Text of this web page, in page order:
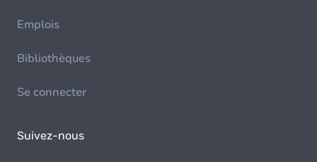
Emplois
Bibliothèques
Se connecter
Suivez-nous